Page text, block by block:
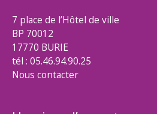
7 place de l’Hôtel de ville
BP 70012
17770 BURIE
tél : 05.46.94.90.25
Nous contacter